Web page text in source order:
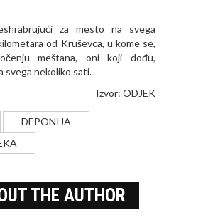
za mesto na svega
od Kruševca, u kome se,
meštana, oni koji dođu,
svega nekoliko sati.
Izvor: ODJEK
DEPONIJA
THE AUTHOR